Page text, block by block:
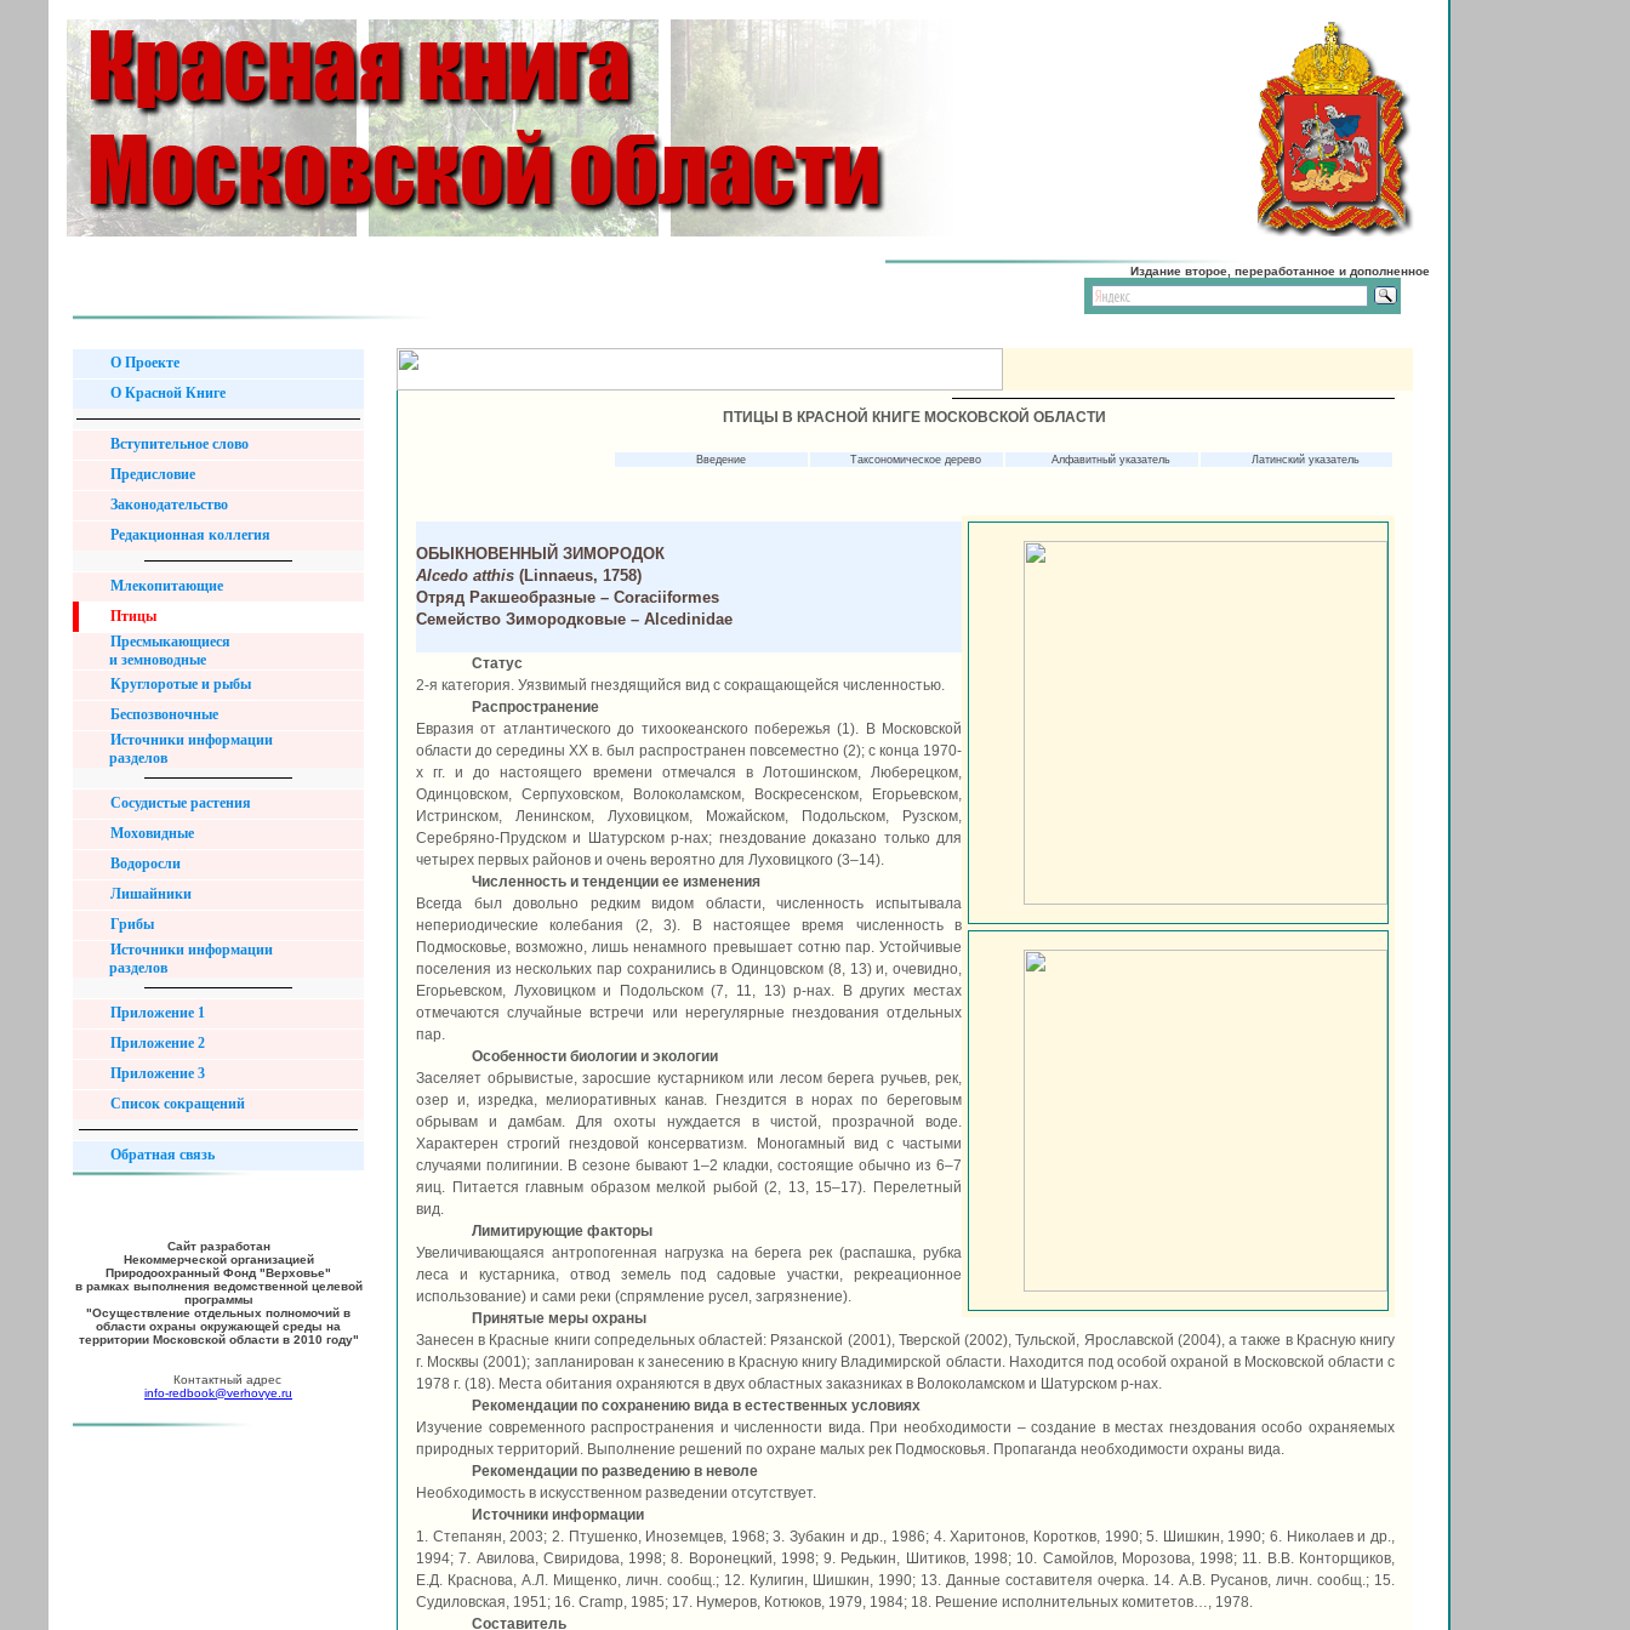
Издание второе, переработанное и дополненное
О Проекте
О Красной Книге
Вступительное слово
Предисловие
Законодательство
Редакционная коллегия
Млекопитающие
Птицы
Пресмыкающиеся
и земноводные
Круглоротые и рыбы
Беспозвоночные
Источники информации
разделов
Сосудистые растения
Моховидные
Водоросли
Лишайники
Грибы
Источники информации
разделов
Приложение 1
Приложение 2
Приложение 3
Список сокращений
Обратная связь
Сайт разработан
Некоммерческой организацией
Природоохранный Фонд "Верховье"
в рамках выполнения ведомственной целевой
программы
"Осуществление отдельных полномочий в
области охраны окружающей среды на
территории Московской области в 2010 году"
Контактный адрес
info-redbook@verhovye.ru
ПТИЦЫ В КРАСНОЙ КНИГЕ МОСКОВСКОЙ ОБЛАСТИ
Введение Таксономическое дерево Алфавитный указатель Латинский указатель
ОБЫКНОВЕННЫЙ ЗИМОРОДОК
Alcedo atthis (Linnaeus, 1758)
Отряд Ракшеобразные – Coraciiformes
Семейство Зимородковые – Alcedinidae
Статус
2-я категория. Уязвимый гнездящийся вид с сокращающейся численностью.
Распространение
Евразия от атлантического до тихоокеанского побережья (1). В Московской
области до середины XX в. был распространен повсеместно (2); с конца 1970-
х гг. и до настоящего времени отмечался в Лотошинском, Люберецком,
Одинцовском, Серпуховском, Волоколамском, Воскресенском, Егорьевском,
Истринском, Ленинском, Луховицком, Можайском, Подольском, Рузском,
Серебряно-Прудском и Шатурском р-нах; гнездование доказано только для
четырех первых районов и очень вероятно для Луховицкого (3–14).
Численность и тенденции ее изменения
Всегда был довольно редким видом области, численность испытывала
непериодические колебания (2, 3). В настоящее время численность в
Подмосковье, возможно, лишь ненамного превышает сотню пар. Устойчивые
поселения из нескольких пар сохранились в Одинцовском (8, 13) и, очевидно,
Егорьевском, Луховицком и Подольском (7, 11, 13) р-нах. В других местах
отмечаются случайные встречи или нерегулярные гнездования отдельных
пар.
Особенности биологии и экологии
Заселяет обрывистые, заросшие кустарником или лесом берега ручьев, рек,
озер и, изредка, мелиоративных канав. Гнездится в норах по береговым
обрывам и дамбам. Для охоты нуждается в чистой, прозрачной воде.
Характерен строгий гнездовой консерватизм. Моногамный вид с частыми
случаями полигинии. В сезоне бывают 1–2 кладки, состоящие обычно из 6–7
яиц. Питается главным образом мелкой рыбой (2, 13, 15–17). Перелетный
вид.
Лимитирующие факторы
Увеличивающаяся антропогенная нагрузка на берега рек (распашка, рубка
леса и кустарника, отвод земель под садовые участки, рекреационное
использование) и сами реки (спрямление русел, загрязнение).
Принятые меры охраны
Занесен в Красные книги сопредельных областей: Рязанской (2001), Тверской (2002), Тульской, Ярославской (2004), а также в Красную книгу
г. Москвы (2001); запланирован к занесению в Красную книгу Владимирской области. Находится под особой охраной в Московской области с
1978 г. (18). Места обитания охраняются в двух областных заказниках в Волоколамском и Шатурском р-нах.
Рекомендации по сохранению вида в естественных условиях
Изучение современного распространения и численности вида. При необходимости – создание в местах гнездования особо охраняемых
природных территорий. Выполнение решений по охране малых рек Подмосковья. Пропаганда необходимости охраны вида.
Рекомендации по разведению в неволе
Необходимость в искусственном разведении отсутствует.
Источники информации
1. Степанян, 2003; 2. Птушенко, Иноземцев, 1968; 3. Зубакин и др., 1986; 4. Харитонов, Коротков, 1990; 5. Шишкин, 1990; 6. Николаев и др.,
1994; 7. Авилова, Свиридова, 1998; 8. Воронецкий, 1998; 9. Редькин, Шитиков, 1998; 10. Самойлов, Морозова, 1998; 11. В.В. Конторщиков,
Е.Д. Краснова, А.Л. Мищенко, личн. сообщ.; 12. Кулигин, Шишкин, 1990; 13. Данные составителя очерка. 14. А.В. Русанов, личн. сообщ.; 15.
Судиловская, 1951; 16. Cramp, 1985; 17. Нумеров, Котюков, 1979, 1984; 18. Решение исполнительных комитетов…, 1978.
Составитель